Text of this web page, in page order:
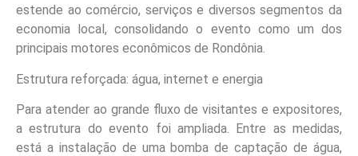
estende ao comércio, serviços e diversos segmentos da
economia local, consolidando o evento como um dos
principais motores econômicos de Rondônia.
Estrutura reforçada: água, internet e energia
Para atender ao grande fluxo de visitantes e expositores,
a estrutura do evento foi ampliada. Entre as medidas,
está a instalação de uma bomba de captação de água,